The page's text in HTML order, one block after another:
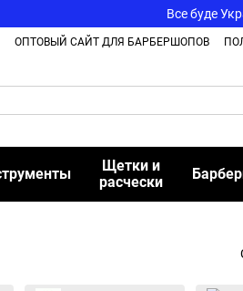
Все буде
ОПТОВЫЙ САЙТ ДЛЯ БАРБЕРШОПОВ
Щетки и
расчески